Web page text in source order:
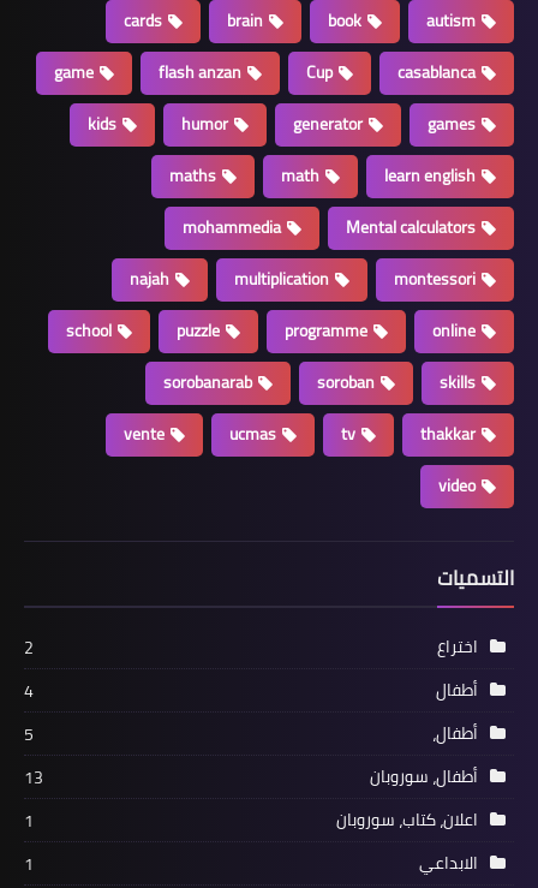
autism
book
brain
cards
casablanca
Cup
flash anzan
game
games
generator
humor
kids
learn english
math
maths
Mental calculators
mohammedia
montessori
multiplication
najah
online
programme
puzzle
school
skills
soroban
sorobanarab
thakkar
tv
ucmas
vente
video
التسميات
اختراع
2
أطفال
4
أطفال،
5
أطفال، سوروبان
13
اعلان، كتاب، سوروبان
1
الابداعي
1